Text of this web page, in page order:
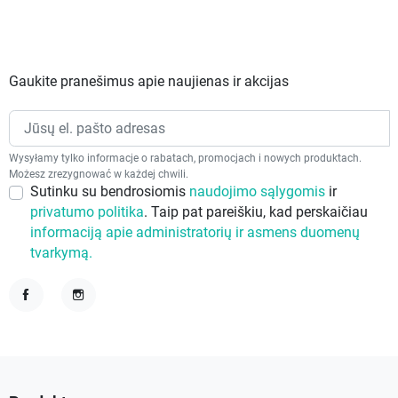
Gaukite pranešimus apie naujienas ir akcijas
Wysyłamy tylko informacje o rabatach, promocjach i nowych produktach.
Możesz zrezygnować w każdej chwili.
Sutinku su bendrosiomis naudojimo sąlygomis ir
privatumo politika. Taip pat pareiškiu, kad perskaičiau
informaciją apie administratorių ir asmens duomenų
tvarkymą.